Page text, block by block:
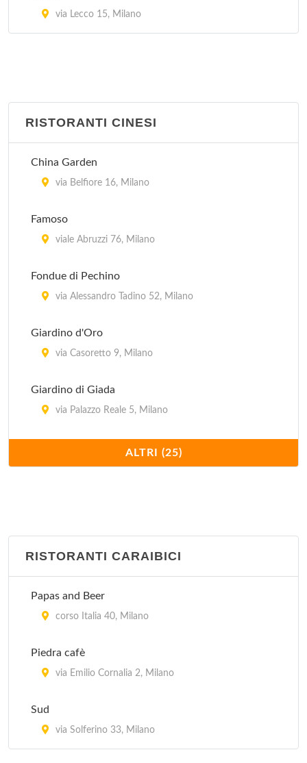
via Lecco 15, Milano
RISTORANTI CINESI
China Garden
via Belfiore 16, Milano
Famoso
viale Abruzzi 76, Milano
Fondue di Pechino
via Alessandro Tadino 52, Milano
Giardino d'Oro
via Casoretto 9, Milano
Giardino di Giada
via Palazzo Reale 5, Milano
via Giovanni Schiapparelli 5, Milano
Jubin
Kota Radja
Lon Fon
Mei Lin
via San Giovanni sul Muro 13, Milano
ALTRI (25)
RISTORANTI CARAIBICI
Papas and Beer
corso Italia 40, Milano
Piedra cafè
via Emilio Cornalia 2, Milano
Sud
via Solferino 33, Milano